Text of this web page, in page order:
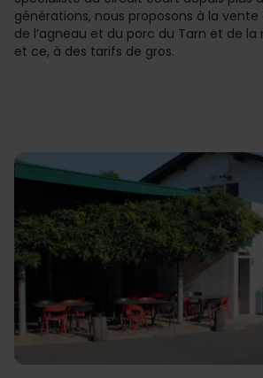
générations, nous proposons à la
de l’agneau et du porc du Tarn et de
et ce, à des tarifs de gros.